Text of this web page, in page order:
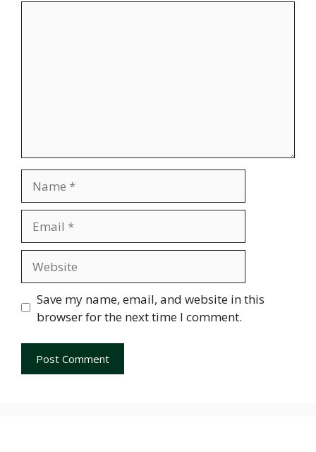
Save my name, email, and website in this
browser for the next time I comment.